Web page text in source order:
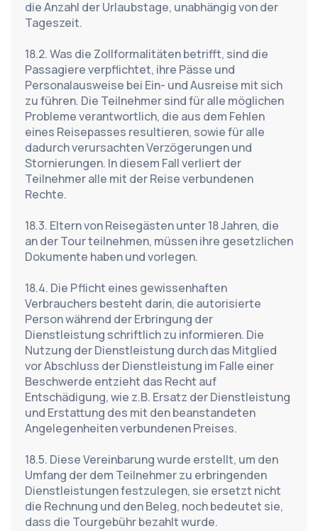
die Anzahl der Urlaubstage, unabhängig von der
Tageszeit.
18.2. Was die Zollformalitäten betrifft, sind die
Passagiere verpflichtet, ihre Pässe und
Personalausweise bei Ein- und Ausreise mit sich
zu führen. Die Teilnehmer sind für alle möglichen
Probleme verantwortlich, die aus dem Fehlen
eines Reisepasses resultieren, sowie für alle
dadurch verursachten Verzögerungen und
Stornierungen. In diesem Fall verliert der
Teilnehmer alle mit der Reise verbundenen
Rechte.
18.3. Eltern von Reisegästen unter 18 Jahren, die
an der Tour teilnehmen, müssen ihre gesetzlichen
Dokumente haben und vorlegen.
18.4. Die Pflicht eines gewissenhaften
Verbrauchers besteht darin, die autorisierte
Person während der Erbringung der
Dienstleistung schriftlich zu informieren. Die
Nutzung der Dienstleistung durch das Mitglied
vor Abschluss der Dienstleistung im Falle einer
Beschwerde entzieht das Recht auf
Entschädigung, wie z.B. Ersatz der Dienstleistung
und Erstattung des mit den beanstandeten
Angelegenheiten verbundenen Preises.
18.5. Diese Vereinbarung wurde erstellt, um den
Umfang der dem Teilnehmer zu erbringenden
Dienstleistungen festzulegen, sie ersetzt nicht
die Rechnung und den Beleg, noch bedeutet sie,
dass die Tourgebühr bezahlt wurde.